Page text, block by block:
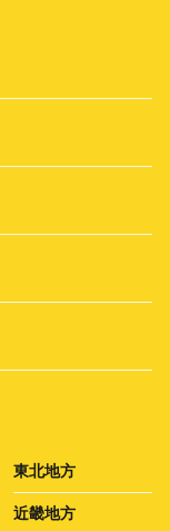
東北地方
近畿地方